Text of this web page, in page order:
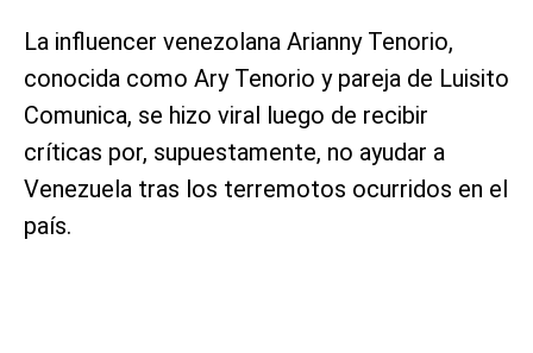
La influencer venezolana Arianny Tenorio,
conocida como Ary Tenorio y pareja de Luisito
Comunica, se hizo viral luego de recibir
críticas por, supuestamente, no ayudar a
Venezuela tras los terremotos ocurridos en el
país.